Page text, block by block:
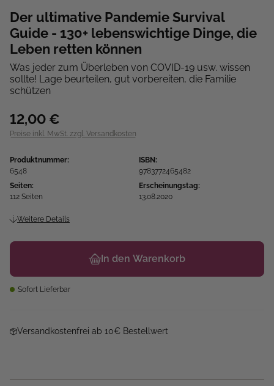
Der ultimative Pandemie Survival
Guide - 130+ lebenswichtige Dinge, die
Leben retten können
Was jeder zum Überleben von COVID-19 usw. wissen
sollte! Lage beurteilen, gut vorbereiten, die Familie
schützen
12,00 €
Preise inkl. MwSt. zzgl. Versandkosten
Produktnummer:
6548
ISBN:
9783772465482
Seiten:
112 Seiten
Erscheinungstag:
13.08.2020
Weitere Details
In den Warenkorb
Sofort Lieferbar
Versandkostenfrei ab 10€ Bestellwert